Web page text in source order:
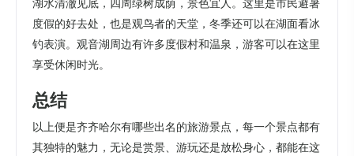
湖水清澈见底，四周绿树成荫，景色宜人。这里是市民避暑
度假的好去处，也是观鸟者的天堂，冬季还可以在湖面看冰
钓表演。观音湖周边有许多度假村和温泉，游客可以在这里
享受休闲时光。
总结
以上便是齐齐哈尔有哪些出名的旅游景点，每一个景点都有
其独特的魅力，无论是赏景、游玩还是放松身心，都能在这